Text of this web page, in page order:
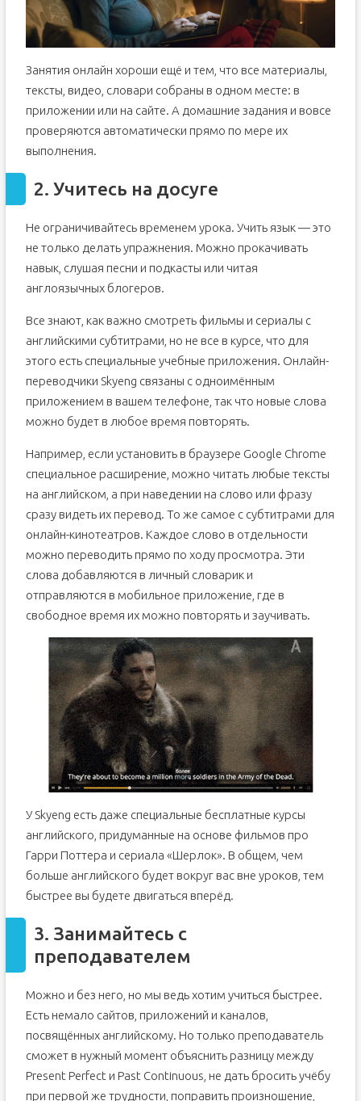
Занятия онлайн хороши ещё и тем, что все материалы,
тексты, видео, словари собраны в одном месте: в
приложении или на сайте. А домашние задания и вовсе
проверяются автоматически прямо по мере их
выполнения.
2. Учитесь на досуге
Не ограничивайтесь временем урока. Учить язык — это
не только делать упражнения. Можно прокачивать
навык, слушая песни и подкасты или читая
англоязычных блогеров.
Все знают, как важно смотреть фильмы и сериалы с
английскими субтитрами, но не все в курсе, что для
этого есть специальные учебные приложения. Онлайн-
переводчики Skyeng связаны с одноимённым
приложением в вашем телефоне, так что новые слова
можно будет в любое время повторять.
Например, если установить в браузере Google Chrome
специальное расширение, можно читать любые тексты
на английском, а при наведении на слово или фразу
сразу видеть их перевод. То же самое с субтитрами для
онлайн-кинотеатров. Каждое слово в отдельности
можно переводить прямо по ходу просмотра. Эти
слова добавляются в личный словарик и
отправляются в мобильное приложение, где в
свободное время их можно повторять и заучивать.
У Skyeng есть даже специальные бесплатные курсы
английского, придуманные на основе фильмов про
Гарри Поттера и сериала «Шерлок». В общем, чем
больше английского будет вокруг вас вне уроков, тем
быстрее вы будете двигаться вперёд.
3. Занимайтесь с
преподавателем
Можно и без него, но мы ведь хотим учиться быстрее.
Есть немало сайтов, приложений и каналов,
посвящённых английскому. Но только преподаватель
сможет в нужный момент объяснить разницу между
Present Perfect и Past Continuous, не дать бросить учёбу
при первой же трудности, поправить произношение,